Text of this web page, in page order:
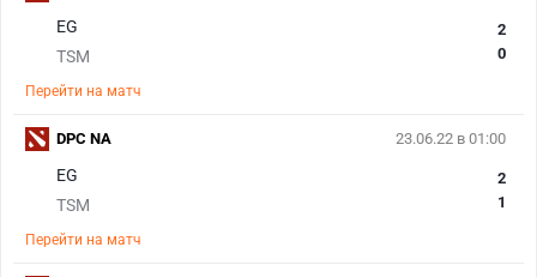
EG
TSM
2
0
Перейти на матч
23.06.22 в 01:00
EG
TSM
2
1
Перейти на матч
DPC NA